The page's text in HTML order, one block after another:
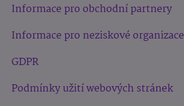
Informace pro obchodní partnery
Informace pro neziskové organizace
GDPR
Podmínky užití webových stránek